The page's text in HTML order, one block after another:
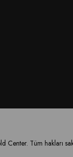
Tüm hakları